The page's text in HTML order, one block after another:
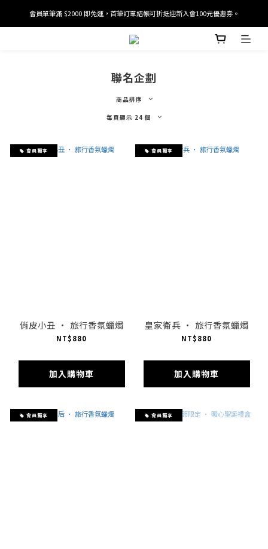
加入/驗證會員並綁定電話號碼，即可獲得百元購物金2張。
會員單筆滿 $2000 即免運，首筆訂單結帳可折抵迎新入會100元優惠劵。
加入/驗證會員並綁定電話號碼，即可獲得百元購物金2張。
聯名企劃
商品排序
每頁顯示 24 個
會員獨享
俏皮小丑 · 旅行香氛蠟燭
NT$880
加入購物車
會員獨享
皇家衛兵 · 旅行香氛蠟燭
NT$880
加入購物車
會員獨享 會員獨享